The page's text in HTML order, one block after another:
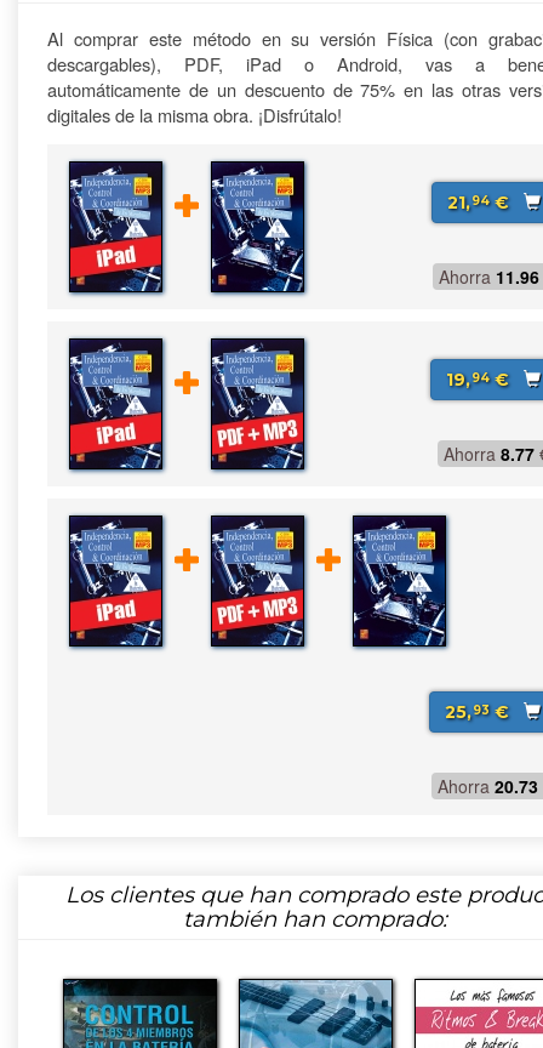
Al comprar este método en su versión Física (con
descargables), PDF, iPad o Android, vas a
automáticamente de un descuento de 75% en las otras
digitales de la misma obra. ¡Disfrútalo!
21,94€
Ahorra 11.96
19,94€
Ahorra 8.77
25,93€
Ahorra 20.73
Los clientes que han comprado este
también han comprado: